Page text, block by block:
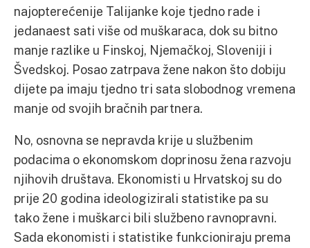
najopterećenije Talijanke koje tjedno rade i
jedanaest sati više od muškaraca, dok su bitno
manje razlike u Finskoj, Njemačkoj, Sloveniji i
Švedskoj. Posao zatrpava žene nakon što dobiju
dijete pa imaju tjedno tri sata slobodnog vremena
manje od svojih bračnih partnera.
No, osnovna se nepravda krije u službenim
podacima o ekonomskom doprinosu žena razvoju
njihovih društava. Ekonomisti u Hrvatskoj su do
prije 20 godina ideologizirali statistike pa su
tako žene i muškarci bili službeno ravnopravni.
Sada ekonomisti i statistike funkcioniraju prema